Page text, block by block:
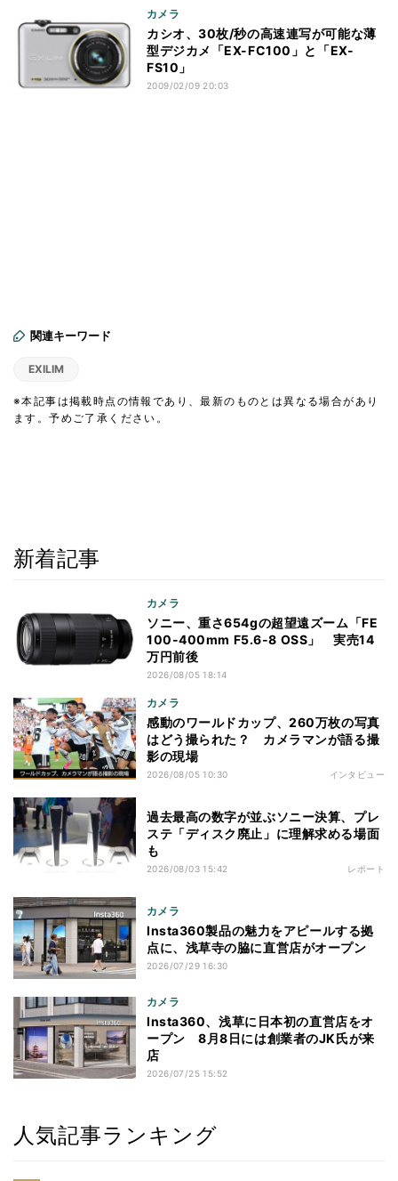
カメラ
カシオ、30枚/秒の高速連写が可能な薄
型デジカメ「EX-FC100」と「EX-
FS10」
2009/02/09 20:03
関連キーワード
EXILIM
※本記事は掲載時点の情報であり、最新のものとは異なる場合があり
ます。予めご了承ください。
新着記事
カメラ
ソニー、重さ654gの超望遠ズーム「FE
100-400mm F5.6-8 OSS」 実売14
万円前後
2026/08/05 18:14
カメラ
感動のワールドカップ、260万枚の写真
はどう撮られた？ カメラマンが語る撮
影の現場
2026/08/05 10:30 インタビュー
過去最高の数字が並ぶソニー決算、プレ
ステ「ディスク廃止」に理解求める場面
も
2026/08/03 15:42 レポート
カメラ
Insta360製品の魅力をアピールする拠
点に、浅草寺の脇に直営店がオープン
2026/07/29 16:30
カメラ
Insta360、浅草に日本初の直営店をオ
ープン 8月8日には創業者のJK氏が来
店
2026/07/25 15:52
人気記事ランキング